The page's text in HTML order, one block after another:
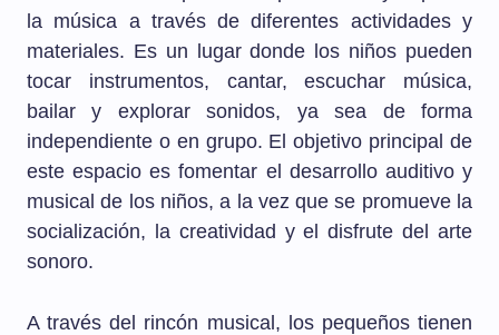
la música a través de diferentes actividades y
materiales. Es un lugar donde los niños pueden
tocar instrumentos, cantar, escuchar música,
bailar y explorar sonidos, ya sea de forma
independiente o en grupo. El objetivo principal de
este espacio es fomentar el desarrollo auditivo y
musical de los niños, a la vez que se promueve la
socialización, la creatividad y el disfrute del arte
sonoro.
A través del rincón musical, los pequeños tienen